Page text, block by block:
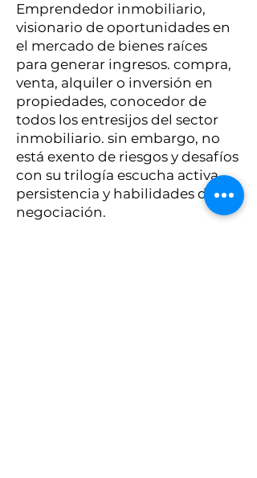
Emprendedor inmobiliario,
visionario de oportunidades en
el mercado de bienes raíces
para generar ingresos. compra,
venta, alquiler o inversión en
propiedades, conocedor de
todos los entresijos del sector
inmobiliario. sin embargo, no
está exento de riesgos y desafíos
con su trilogía escucha activa,
persistencia y habilidades de
negociación.